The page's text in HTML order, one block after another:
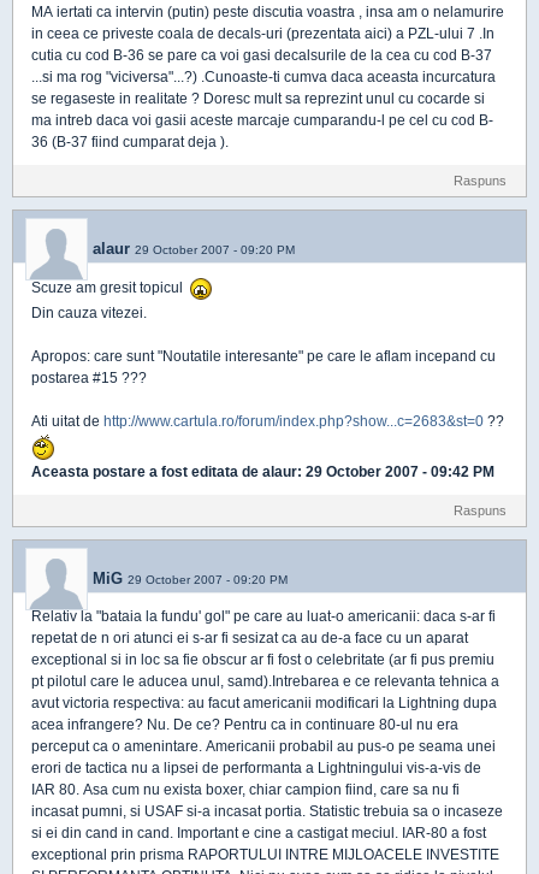
MA iertati ca intervin (putin) peste discutia voastra , insa am o nelamurire
in ceea ce priveste coala de decals-uri (prezentata aici) a PZL-ului 7 .In
cutia cu cod B-36 se pare ca voi gasi decalsurile de la cea cu cod B-37
...si ma rog "viciversa"...?) .Cunoaste-ti cumva daca aceasta incurcatura
se regaseste in realitate ? Doresc mult sa reprezint unul cu cocarde si
ma intreb daca voi gasii aceste marcaje cumparandu-l pe cel cu cod B-
36 (B-37 fiind cumparat deja ).
Raspuns
alaur 29 October 2007 - 09:20 PM
Scuze am gresit topicul
Din cauza vitezei.
Apropos: care sunt "Noutatile interesante" pe care le aflam incepand cu
postarea #15 ???
Ati uitat de http://www.cartula.ro/forum/index.php?show...c=2683&st=0 ??
Aceasta postare a fost editata de alaur: 29 October 2007 - 09:42 PM
Raspuns
MiG 29 October 2007 - 09:20 PM
Relativ la "bataia la fundu' gol" pe care au luat-o americanii: daca s-ar fi
repetat de n ori atunci ei s-ar fi sesizat ca au de-a face cu un aparat
exceptional si in loc sa fie obscur ar fi fost o celebritate (ar fi pus premiu
pt pilotul care le aducea unul, samd).Intrebarea e ce relevanta tehnica a
avut victoria respectiva: au facut americanii modificari la Lightning dupa
acea infrangere? Nu. De ce? Pentru ca in continuare 80-ul nu era
perceput ca o amenintare. Americanii probabil au pus-o pe seama unei
erori de tactica nu a lipsei de performanta a Lightningului vis-a-vis de
IAR 80. Asa cum nu exista boxer, chiar campion fiind, care sa nu fi
incasat pumni, si USAF si-a incasat portia. Statistic trebuia sa o incaseze
si ei din cand in cand. Important e cine a castigat meciul. IAR-80 a fost
exceptional prin prisma RAPORTULUI INTRE MIJLOACELE INVESTITE